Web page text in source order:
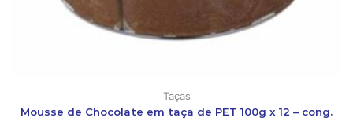
Taças
Mousse de Chocolate em taça de PET 100g x 12 – cong.